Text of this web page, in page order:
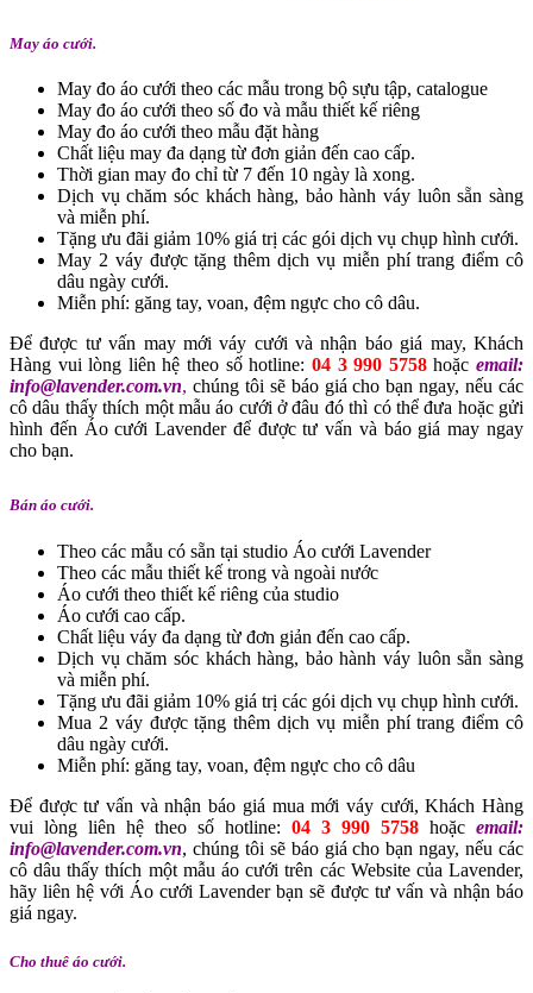
May áo cưới.
May đo áo cưới theo các mẫu trong bộ sựu tập, catalogue
May đo áo cưới theo số đo và mẫu thiết kế riêng
May đo áo cưới theo mẫu đặt hàng
Chất liệu may đa dạng từ đơn giản đến cao cấp.
Thời gian may đo chỉ từ 7 đến 10 ngày là xong.
Dịch vụ chăm sóc khách hàng, bảo hành váy luôn sẵn sàng
và miễn phí.
Tặng ưu đãi giảm 10% giá trị các gói dịch vụ chụp hình cưới.
May 2 váy được tặng thêm dịch vụ miễn phí trang điểm cô
dâu ngày cưới.
Miễn phí: găng tay, voan, đệm ngực cho cô dâu.
Để được tư vấn may mới váy cưới và nhận báo giá may, Khách
Hàng vui lòng liên hệ theo số hotline: 04 3 990 5758hoặcemail:
info@lavender.com.vn, chúng tôi sẽ báo giá cho bạn ngay, nếu các
cô dâu thấy thích một mẫu áo cưới ở đâu đó thì có thể đưa hoặc gửi
hình đến Áo cưới Lavender để được tư vấn và báo giá may ngay
cho bạn.
Bán áo cưới.
Theo các mẫu có sẵn tại studio Áo cưới Lavender
Theo các mẫu thiết kế trong và ngoài nước
Áo cưới theo thiết kế riêng của studio
Áo cưới cao cấp.
Chất liệu váy đa dạng từ đơn giản đến cao cấp.
Dịch vụ chăm sóc khách hàng, bảo hành váy luôn sẵn sàng
và miễn phí.
Tặng ưu đãi giảm 10% giá trị các gói dịch vụ chụp hình cưới.
Mua 2 váy được tặng thêm dịch vụ miễn phí trang điểm cô
dâu ngày cưới.
Miễn phí: găng tay, voan, đệm ngực cho cô dâu
Để được tư vấn và nhận báo giá mua mới váy cưới, Khách Hàng
vui lòng liên hệ theo số hotline: 04 3 990 5758 hoặc email:
info@lavender.com.vn, chúng tôi sẽ báo giá cho bạn ngay, nếu các
cô dâu thấy thích một mẫu áo cưới trên các Website của Lavender,
hãy liên hệ với Áo cưới Lavender bạn sẽ được tư vấn và nhận báo
giá ngay.
Cho thuê áo cưới.